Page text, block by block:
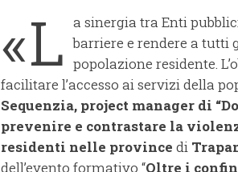
«L a sinergia tra Enti
barriere e rendere a tutti
popolazione residente.
facilitare l’accesso ai servizi della
Sequenzia, project manager di
prevenire e contrastare la
residenti nelle province di
dell’evento formativo “Oltre i